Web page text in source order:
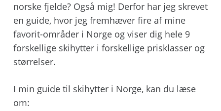
norske fjelde? Også mig! Derfor har jeg skrevet
en guide, hvor jeg fremhæver fire af mine
favorit-områder i Norge og viser dig hele 9
forskellige skihytter i forskellige prisklasser og
størrelser.
I min guide til skihytter i Norge, kan du læse
om: